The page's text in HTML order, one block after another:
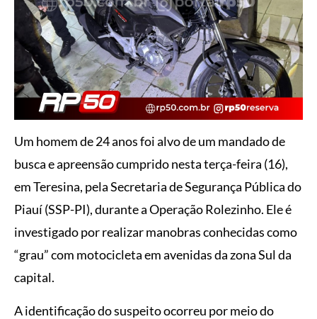
Um homem de 24 anos foi alvo de um mandado de
busca e apreensão cumprido nesta terça-feira (16),
em Teresina, pela Secretaria de Segurança Pública do
Piauí (SSP-PI), durante a Operação Rolezinho. Ele é
investigado por realizar manobras conhecidas como
“grau” com motocicleta em avenidas da zona Sul da
capital.
A identificação do suspeito ocorreu por meio do